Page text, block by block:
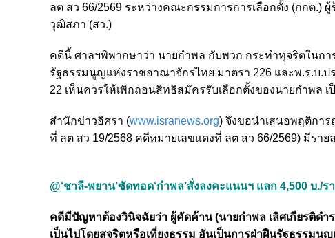
ลต สว 66/2569 ระหว่างคณะกรรมการการเลือกตั้ง (กกต.)
วุฒิสภา (สว.)
คดีนี้ ศาลฯพิพากษาว่า นายกำพล กับพวก กระทำทุจริตในกา
รัฐธรรมนูญแห่งราชอาณาจักรไทย มาตรา 226 และพ.ร.บ.
22 เห็นควรให้เพิกถอนสิทธิสมัครรับเลือกตั้งของนายกำพล เป็
สำนักข่าวอิศรา (www.isranews.org) จึงขอนำเสนอพฤติกา
ที่ ลต สว 19/2568 คดีหมายเลขแดงที่ ลต สว 66/2569) มีราย
@‘ชาลี-พยาน’ซัดทอด‘กำพล’สั่งลงคะแนนฯ แลก 4,500 บ./ร
คดีมีปัญหาต้องวินิจฉัยว่า ผู้คัดค้าน (นายกำพล เลิศเกียรติด
เป็นไปโดยสุจริตหรือเที่ยงธรรม อันเป็นการฝ่าฝืนรัฐธรรม